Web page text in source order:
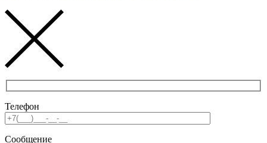
Телефон
Сообщение